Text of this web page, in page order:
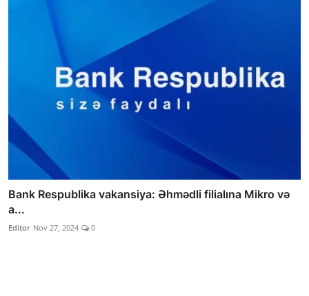
Bank Respublika vakansiya: Əhmədli filialına Mikro və
a...
Editor Nov 27, 2024 0